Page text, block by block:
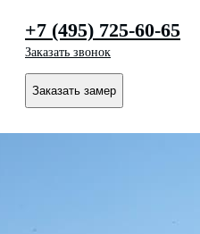
+7 (495) 725-60-65
Заказать звонок
Заказать замер